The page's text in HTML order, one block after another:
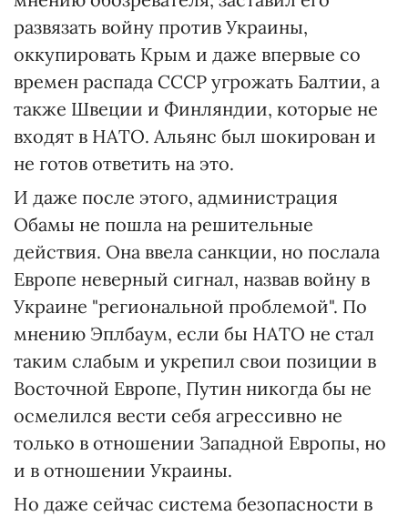
развязать войну против Украины,
оккупировать Крым и даже впервые со
времен распада СССР угрожать Балтии, а
также Швеции и Финляндии, которые не
входят в НАТО. Альянс был шокирован и
не готов ответить на это.
И даже после этого, администрация
Обамы не пошла на решительные
действия. Она ввела санкции, но послала
Европе неверный сигнал, назвав войну в
Украине "региональной проблемой". По
мнению Эплбаум, если бы НАТО не стал
таким слабым и укрепил свои позиции в
Восточной Европе, Путин никогда бы не
осмелился вести себя агрессивно не
только в отношении Западной Европы, но
и в отношении Украины.
Но даже сейчас система безопасности в